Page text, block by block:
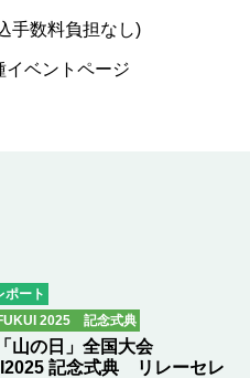
手数料負担なし)
イベントページ
ポート
2025 記念式典
山の日」全国大会
記念式典 リレーセレ